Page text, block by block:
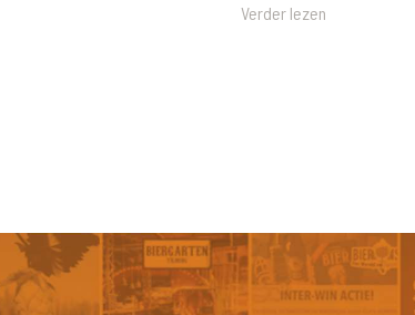
Verder lezen